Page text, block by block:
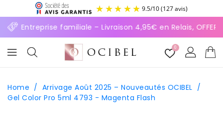
9.5/10
⚡ Entreprise familiale – Livraison 4,95€ en Relais,
0
Home / Arrivage Août 2025 – Nouveautés OCIBEL /
Gel Color Pro 5ml 4793 - Magenta Flash